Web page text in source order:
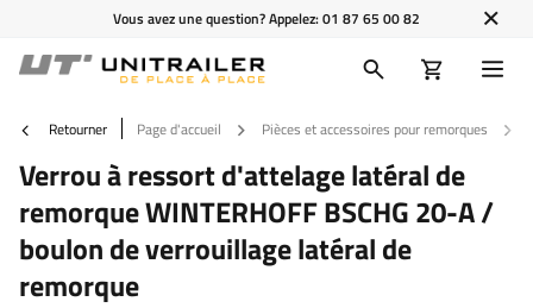
Vous avez une question? Appelez:01 87 65 00 82
Retourner Page d'accueil Pièces et accessoires pour remorques
Verrou à ressort d'attelage latéral de
remorque WINTERHOFF BSCHG 20-A /
boulon de verrouillage latéral de
remorque